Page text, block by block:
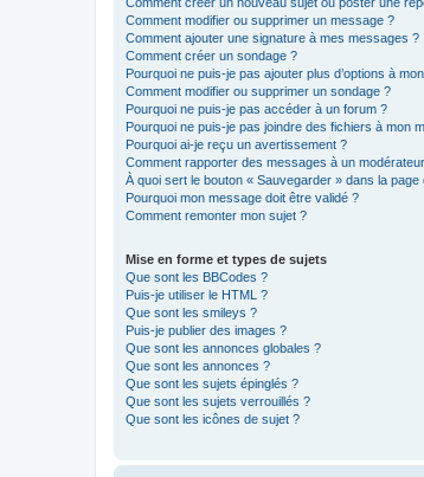
Comment modifier ou supprimer un message ?
Comment ajouter une signature à mes messages ?
Comment créer un sondage ?
Pourquoi ne puis-je pas ajouter plus d’options à
Comment modifier ou supprimer un sondage ?
Pourquoi ne puis-je pas accéder à un forum ?
Pourquoi ne puis-je pas joindre des fichiers à mon
Pourquoi ai-je reçu un avertissement ?
Comment rapporter des messages à un
À quoi sert le bouton « Sauvegarder » dans la
Pourquoi mon message doit être validé ?
Comment remonter mon sujet ?
Mise en forme et types de sujets
Que sont les BBCodes ?
Puis-je utiliser le HTML ?
Que sont les smileys ?
Puis-je publier des images ?
Que sont les annonces globales ?
Que sont les annonces ?
Que sont les sujets épinglés ?
Que sont les sujets verrouillés ?
Que sont les icônes de sujet ?